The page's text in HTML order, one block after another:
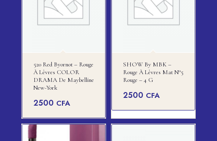
520 Red Byornot – Rouge
À Lèvres COLOR
DRAMA De Maybelline
New-York
2500 CFA
SHOW By MBK –
Rouge À Lèvres Mat N°5
Rouge – 4 G
2500 CFA